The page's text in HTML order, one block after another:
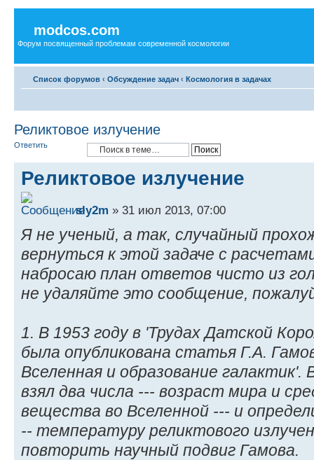
modcos.com
Форум посвященный проблемам современной космологии
Список форумов ‹ Обсуждение задач ‹ Космология в задачах
Реликтовое излучение
Ответить
Реликтовое излучение
sly2m » 31 июл 2013, 07:00
Я не ученый, а так, случайный
вернуться к этой задаче с
набросаю план ответов чисто из
не удаляйте это сообщение,
1. В 1953 году в 'Трудах Датской
была опубликована статья Г.А.
Вселенная и образование
взял два числа --- возраст мира и
вещества во Вселенной --- и
-- температуру реликтового
повторить научный подвиг Гамова.